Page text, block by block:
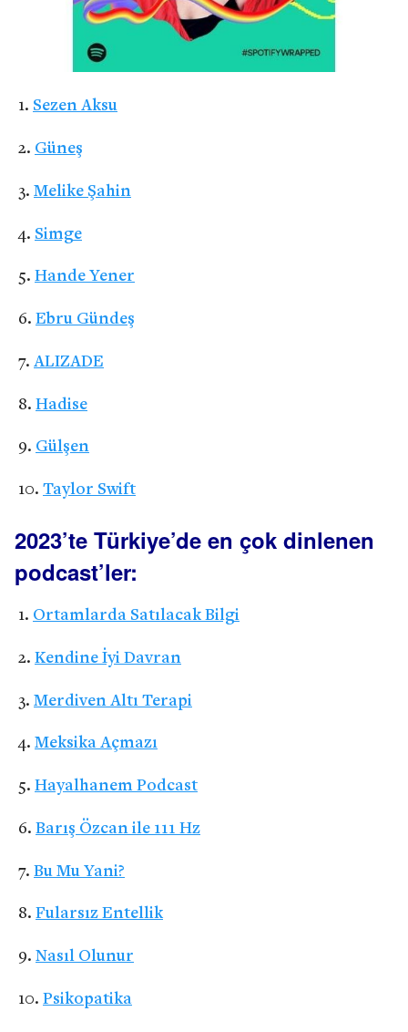
Sezen Aksu
Güneş
Melike Şahin
Simge
Hande Yener
Ebru Gündeş
ALIZADE
Hadise
Gülşen
Taylor Swift
2023’te Türkiye’de en çok dinlenen
podcast’ler:
Ortamlarda Satılacak Bilgi
Kendine İyi Davran
Merdiven Altı Terapi
Meksika Açmazı
Hayalhanem Podcast
Barış Özcan ile 111 Hz
Bu Mu Yani?
Fularsız Entellik
Nasıl Olunur
Psikopatika